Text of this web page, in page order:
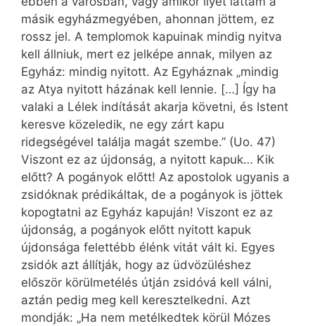
másik egyházmegyében, ahonnan jöttem, ez
rossz jel. A templomok kapuinak mindig nyitva
kell állniuk, mert ez jelképe annak, milyen az
Egyház: mindig nyitott. Az Egyháznak „mindig
az Atya nyitott házának kell lennie. […] Így ha
valaki a Lélek indítását akarja követni, és Istent
keresve közeledik, ne egy zárt kapu
ridegségével találja magát szembe.” (Uo. 47)
Viszont ez az újdonság, a nyitott kapuk… Kik
előtt? A pogányok előtt! Az apostolok ugyanis a
zsidóknak prédikáltak, de a pogányok is jöttek
kopogtatni az Egyház kapuján! Viszont ez az
újdonság, a pogányok előtt nyitott kapuk
újdonsága felettébb élénk vitát vált ki. Egyes
zsidók azt állítják, hogy az üdvözüléshez
először körülmetélés útján zsidóvá kell válni,
aztán pedig meg kell keresztelkedni. Azt
mondják: „Ha nem metélkedtek körül Mózes